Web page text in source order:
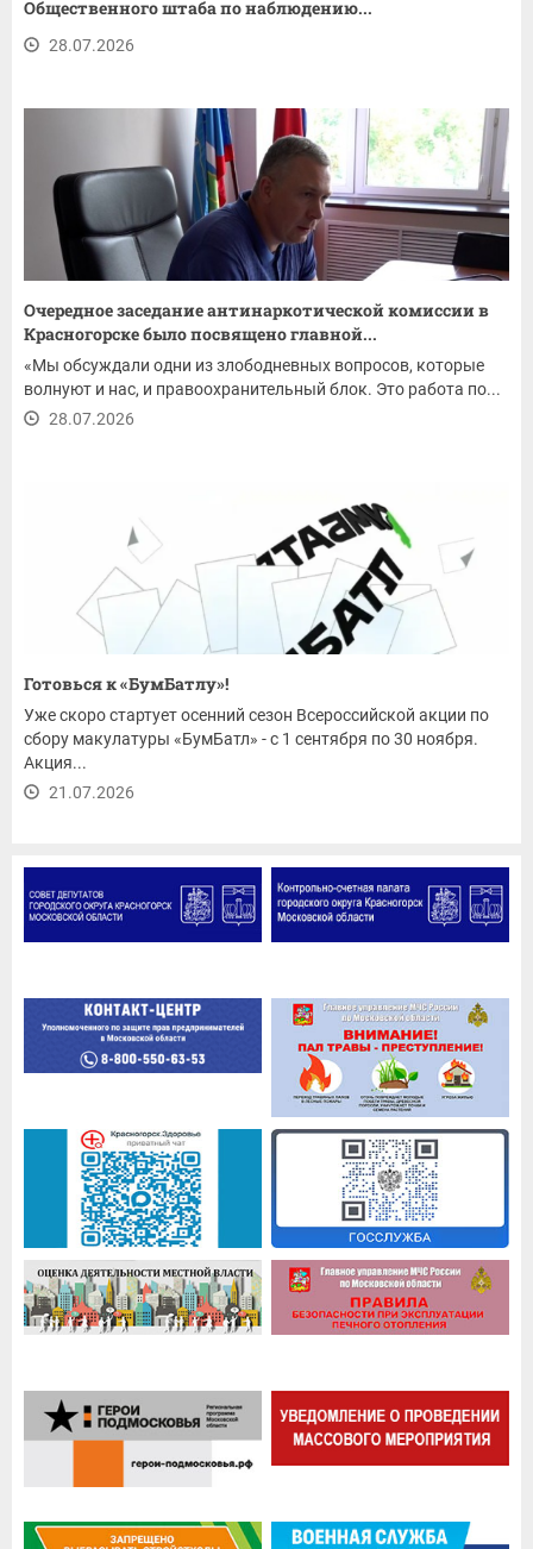
Общественного штаба по наблюдению...
28.07.2026
Очередное заседание антинаркотической комиссии в
Красногорске было посвящено главной...
«Мы обсуждали одни из злободневных вопросов, которые
волнуют и нас, и правоохранительный блок. Это работа по...
28.07.2026
Готовься к «БумБатлу»!
Уже скоро стартует осенний сезон Всероссийской акции по
сбору макулатуры «БумБатл» - с 1 сентября по 30 ноября.
Акция...
21.07.2026